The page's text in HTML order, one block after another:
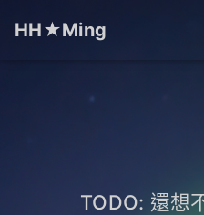
HH★Ming
TODO: 還想